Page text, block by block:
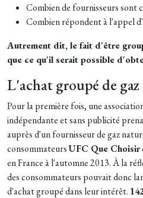
Combien de fournisseurs sont
Combien répondent à l'appel
Autrement dit, le fait d'être
que ce qu'il serait possible
L'achat groupé de
Pour la première fois, une
indépendante et sans publicité
auprès d'un fournisseur de gaz
consommateursUFC Que Choisir
en France à l'automne 2013. À la
des consommateurs pouvait donc
d'achat groupé dans leur intérêt.